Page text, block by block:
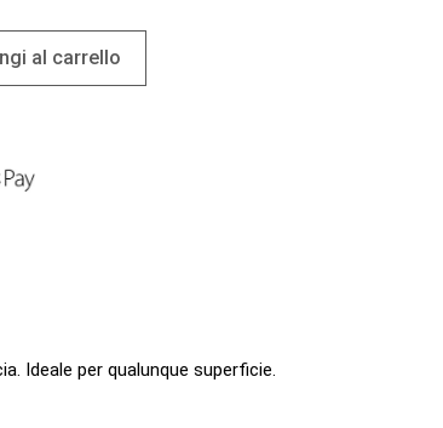
al carrello
Ideale per qualunque superficie.